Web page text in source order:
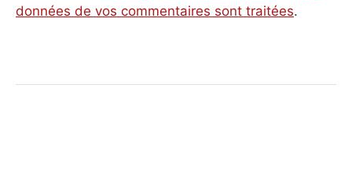
données de vos commentaires sont traitées.